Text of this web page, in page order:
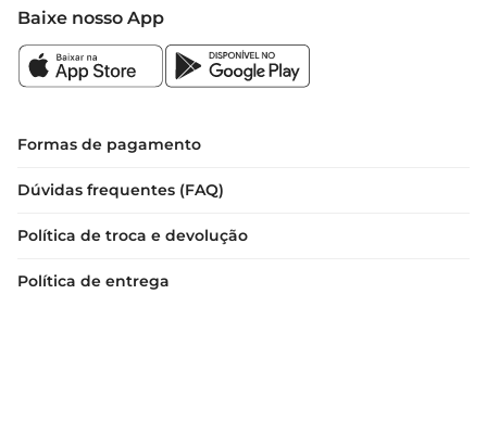
Baixe nosso App
Formas de pagamento
Dúvidas frequentes (FAQ)
Política de troca e devolução
Política de entrega